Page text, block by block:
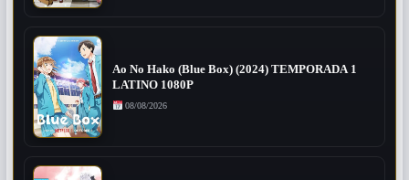
Ao No Hako (Blue Box) (2024) TEMPORADA 1
LATINO 1080P
08/08/2026